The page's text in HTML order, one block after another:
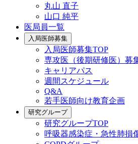
丸山 直子
山口 純平
医局員一覧
入局医師募集
入局医師募集TOP
専攻医（後期研修医）募
キャリアパス
週間スケジュール
Q&A
若手医師向け教育企画
研究グループ
研究グループTOP
呼吸器感染症・急性肺損